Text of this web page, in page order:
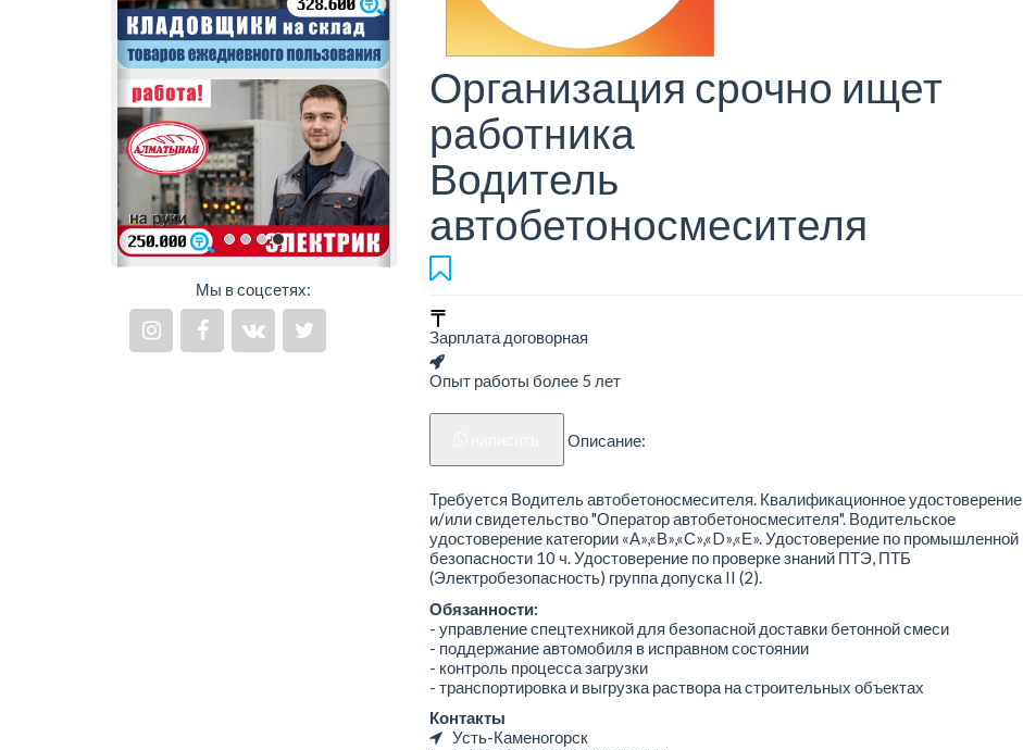
Мы в соцсетях:
Организация срочно ищет
работника
Водитель
автобетоносмесителя
Зарплата договорная
Опыт работы более 5 лет
Описание:
Требуется Водитель автобетоносмесителя. Квалификационное удостоверение
и/или свидетельство "Оператор автобетоносмесителя". Водительское
удостоверение категории «А»,«В»,«С»,«D»,«Е». Удостоверение по промышленной
безопасности 10 ч. Удостоверение по проверке знаний ПТЭ, ПТБ
(Электробезопасность) группа допуска II (2).
Обязанности:
- управление спецтехникой для безопасной доставки бетонной смеси
- поддержание автомобиля в исправном состоянии
- контроль процесса загрузки
- транспортировка и выгрузка раствора на строительных объектах
Контакты
Усть-Каменогорск